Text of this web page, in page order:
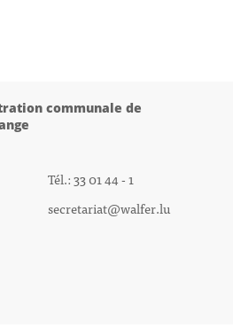
communale de
Tél.: 33 01 44 - 1
secretariat@walfer.lu